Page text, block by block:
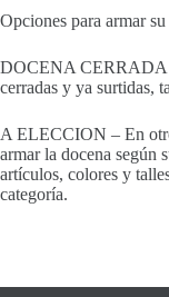
Opciones para armar
DOCENA CERRADA
cerradas y ya surtidas,
A ELECCION – En
armar la docena según
artículos, colores y
categoría.